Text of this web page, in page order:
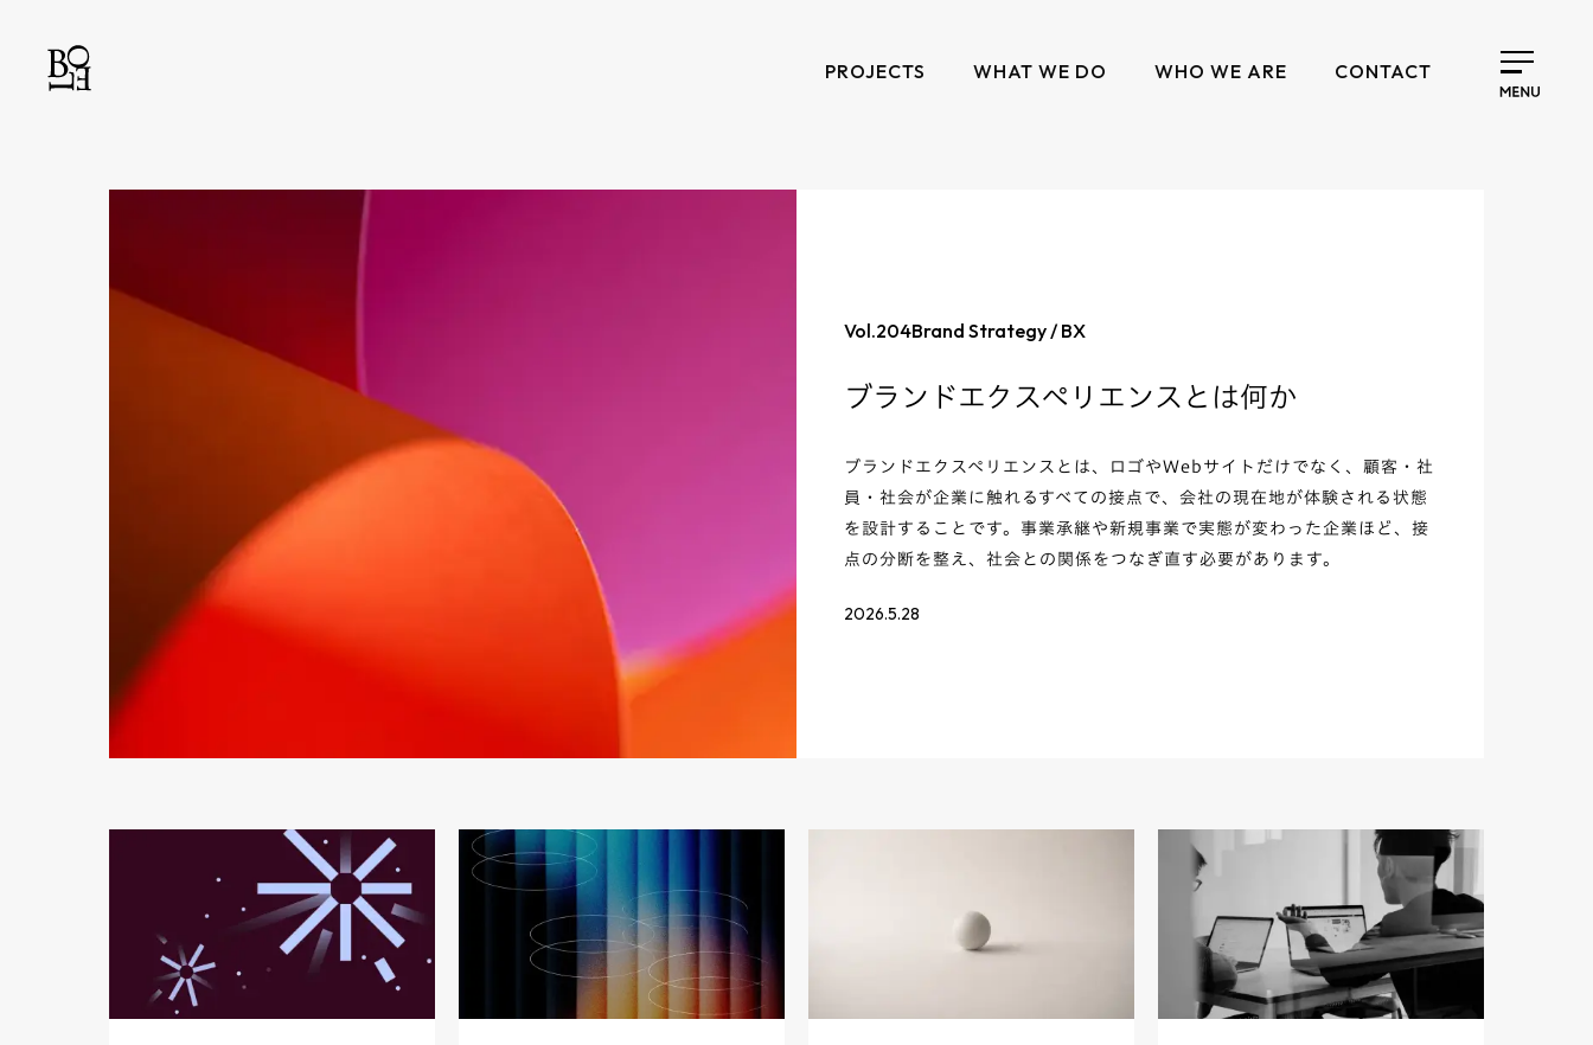
PROJECTS WHAT WE DO WHO WE ARE CONTACT
Vol.204Brand Strategy / BX
ブランドエクスペリエンスとは何か
ブランドエクスペリエンスとは、ロゴやWebサイトだけでなく、顧客・社
員・社会が企業に触れるすべての接点で、会社の現在地が体験される状態
を設計することです。事業承継や新規事業で実態が変わった企業ほど、接
点の分断を整え、社会との関係をつなぎ直す必要があります。
2026.5.28